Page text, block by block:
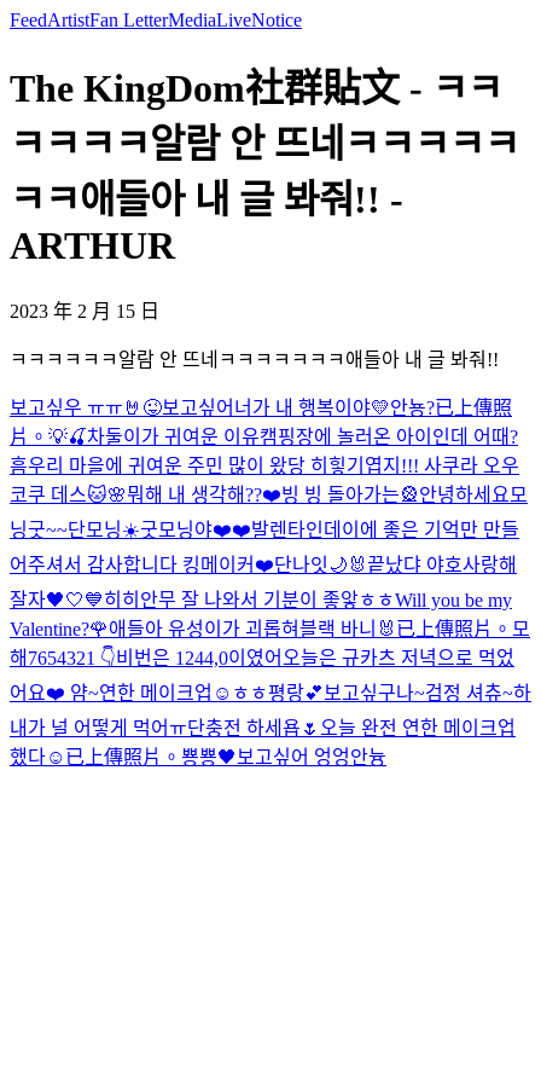
FeedArtistFan LetterMediaLiveNotice
The KingDom社群貼文 - ㅋㅋ
ㅋㅋㅋㅋ알람 안 뜨네ㅋㅋㅋㅋㅋ
ㅋㅋ애들아 내 글 봐줘!! -
ARTHUR
2023 年 2 月 15 日
ㅋㅋㅋㅋㅋㅋ알람 안 뜨네ㅋㅋㅋㅋㅋㅋㅋ애들아 내 글 봐줘!!
보고싶우 ㅠㅠ 🤘 😜보고싶어 너가 내 행복이야💛안뇽?已上傳照
片。 💡🍒차둘이가 귀여운 이유캠핑장에 놀러온 아이인데 어때?
흠우리 마을에 귀여운 주민 많이 왔당 히힣기엽지!!! 사쿠라 오우
코쿠 데스🐱🌸뭐해 내 생각해??❤️빙 빙 돌아가는🎡안녕하세요 모
닝굿~~단모닝☀️굿모닝야❤️❤️발렌타인데이에 좋은 기억만 만들
어주셔서 감사합니다 킹메이커❤️단나잇🌙 🐰끝났댜 야호사랑해
잘자🖤🤍💙히히 안무 잘 나와서 기분이 좋앟ㅎㅎWill you be my
Valentine?🌹애들아 유성이가 괴롭혀블랙 바니🐰 已上傳照片。 모
해 7654321 👇비번은 1244,0이였어 오늘은 규카츠 저녁으로 먹었
어요❤️ 얌~연한 메이크업☺️ ㅎㅎ평랑💕 보고싶구나~검정 셔츄~하
내가 널 어떻게 먹어ㅠ단충전 하세욥🌷 오늘 완전 연한 메이크업
했다☺️ 已上傳照片。 뿅뿅🖤 보고싶어 엉엉안늉